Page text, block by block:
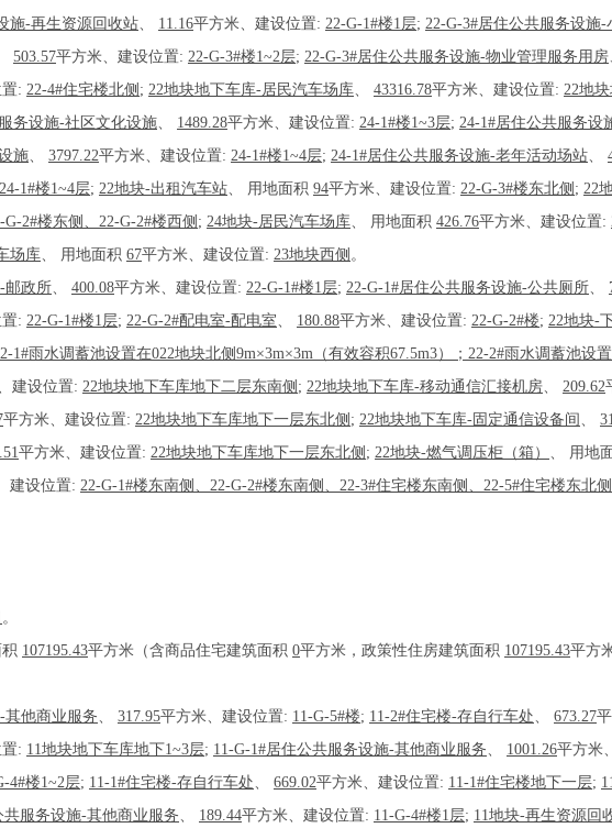
施-再生资源回收站、 11.16平方米、建设位置: 22-G-1#楼1层; 22-G-3#居住公共服务设施-
503.57平方米、建设位置: 22-G-3#楼1~2层; 22-G-3#居住公共服务设施-物业管理服务用房
: 22-4#住宅楼北侧 ; 22地块地下车库-居民汽车场库、 43316.78平方米、建设位置: 22地
务设施-社区文化设施、 1489.28平方米、建设位置: 24-1#楼1~3层; 24-1#居住公共服务设
施、 3797.22平方米、建设位置: 24-1#楼1~4层; 24-1#居住公共服务设施-老年活动场站、
24-1#楼1~4层; 22地块-出租汽车站、 用地面积 94平方米、建设位置: 22-G-3#楼东北侧 ; 22
2#楼东侧、22-G-2#楼西侧 ; 24地块-居民汽车场库、 用地面积 426.76平方米、建设位置:
场库、 用地面积 67平方米、建设位置: 23地块西侧 。
邮政所、 400.08平方米、建设位置: 22-G-1#楼1层; 22-G-1#居住公共服务设施-公共厕所、
: 22-G-1#楼1层; 22-G-2#配电室-配电室、 180.88平方米、建设位置: 22-G-2#楼; 22地块-
1#雨水调蓄池设置在022地块北侧9m×3m×3m（有效容积67.5m3）；22-2#雨水调蓄池设
建设位置: 22地块地下车库地下二层东南侧 ; 22地块地下车库-移动通信汇接机房、 209.62
平方米、建设位置: 22地块地下车库地下一层东北侧 ; 22地块地下车库-固定通信设备间 、
平方米、建设位置: 22地块地下车库地下一层东北侧 ; 22地块-燃气调压柜（箱） 、 用地
建设位置: 22-G-1#楼东南侧、22-G-2#楼东南侧、22-3#住宅楼东南侧、22-5#住宅楼东北
。
107195.43平方米（含商品住宅建筑面积 0平方米，政策性住房建筑面积 107195.43平方
其他商业服务、 317.95平方米、建设位置: 11-G-5#楼; 11-2#住宅楼-存自行车处、 673.27
: 11地块地下车库地下1~3层; 11-G-1#居住公共服务设施-其他商业服务、 1001.26平方米
4#楼1~2层; 11-1#住宅楼-存自行车处、 669.02平方米、建设位置: 11-1#住宅楼地下一层;
共服务设施-其他商业服务、 189.44平方米、建设位置: 11-G-4#楼1层; 11地块-再生资源回